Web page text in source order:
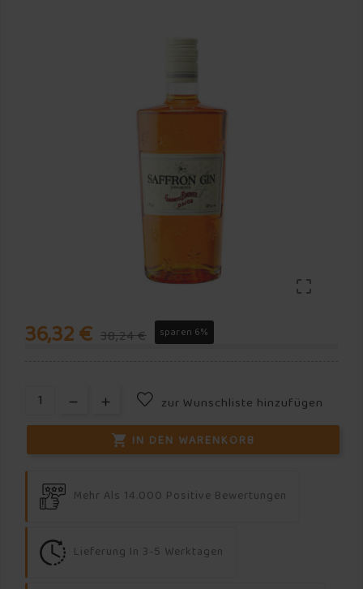

36,32 € 38,24 € sparen 6%
zur Wunschliste hinzufügen
 IN DEN WARENKORB
Mehr Als 14.000 Positive Bewertungen
Lieferung In 3-5 Werktagen